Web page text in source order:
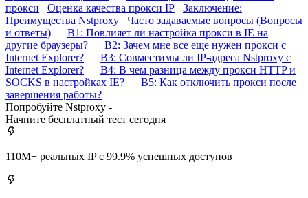
прокси
Оценка качества прокси IP
Заключение:
Преимущества Nstproxy
Часто задаваемые вопросы (Вопросы
и ответы)
В1: Повлияет ли настройка прокси в IE на
другие браузеры?
В2: Зачем мне все еще нужен прокси с
Internet Explorer?
В3: Совместимы ли IP-адреса Nstproxy с
Internet Explorer?
В4: В чем разница между прокси HTTP и
SOCKS в настройках IE?
В5: Как отключить прокси после
завершения работы?
Попробуйте Nstproxy -
Начните бесплатный тест сегодня
110M+ реальных IP с 99.9% успешных доступов